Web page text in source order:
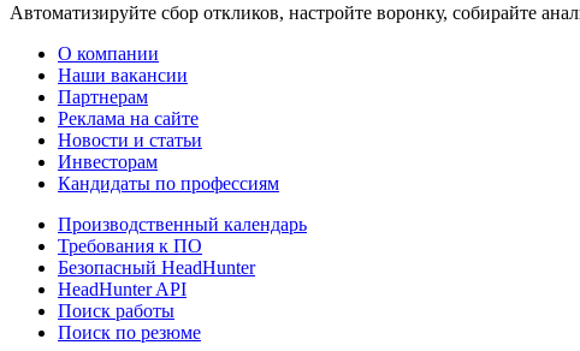
Автоматизируйте сбор откликов, настройте воронку, собирайте
О компании
Наши вакансии
Партнерам
Реклама на сайте
Новости и статьи
Инвесторам
Кандидаты по профессиям
Производственный календарь
Требования к ПО
Безопасный HeadHunter
HeadHunter API
Поиск работы
Поиск по резюме